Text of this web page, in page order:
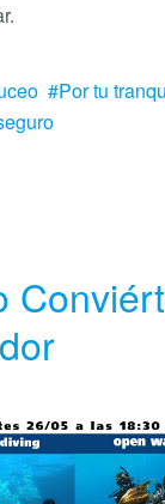
Por tu